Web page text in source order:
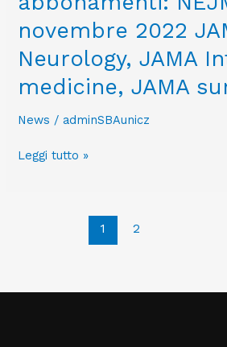
novembre 2022
Neurology, JAMA
medicine, JAMA
News / adminSBAunicz
Nuovi
abbonamenti:
NEJM;
dal
1
novembre
2022
JAMA
Leggi tutto »
1 2